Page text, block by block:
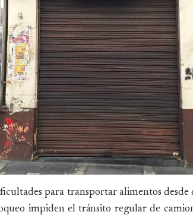
para transportar alimentos
impiden el tránsito regular de